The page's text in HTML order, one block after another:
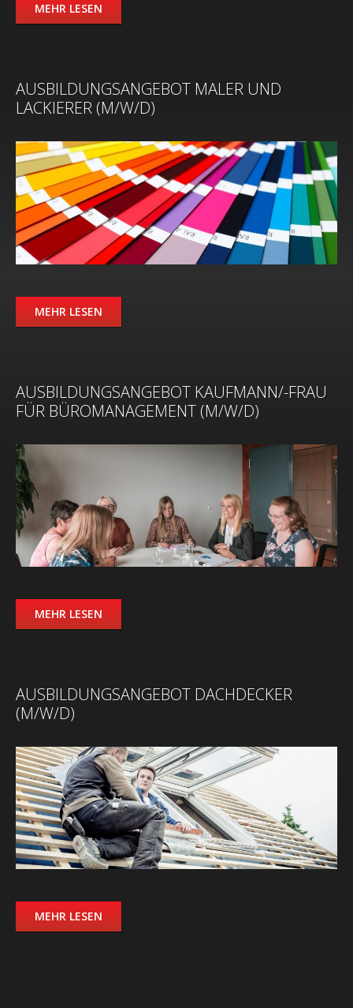
MEHR LESEN
AUSBILDUNGSANGEBOT MALER UND
LACKIERER (M/W/D)
MEHR LESEN
AUSBILDUNGSANGEBOT KAUFMANN/-FRAU
FÜR BÜROMANAGEMENT (M/W/D)
MEHR LESEN
AUSBILDUNGSANGEBOT DACHDECKER
(M/W/D)
MEHR LESEN